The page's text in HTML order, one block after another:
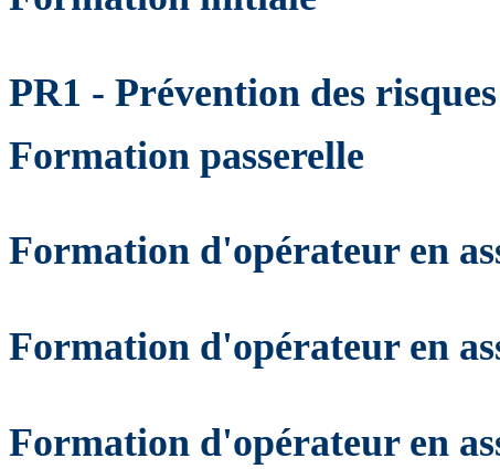
PR1 - Prévention des
Formation passerelle
Formation d'opérateur en
Formation d'opérateur en
Formation d'opérateur en